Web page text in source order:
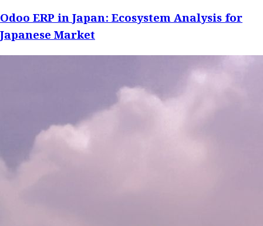
Odoo ERP in Japan: Ecosystem Analysis for
Japanese Market